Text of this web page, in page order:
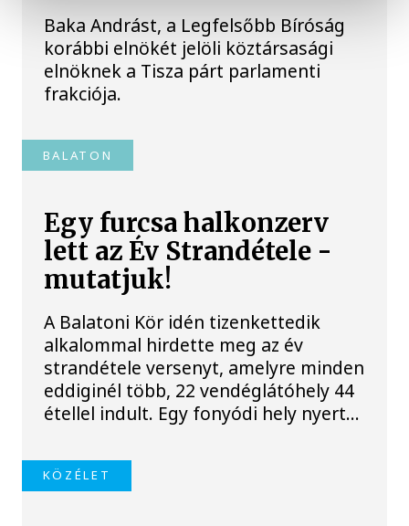
Baka Andrást, a Legfelsőbb Bíróság
korábbi elnökét jelöli köztársasági
elnöknek a Tisza párt parlamenti
frakciója.
BALATON
Egy furcsa halkonzerv
lett az Év Strandétele -
mutatjuk!
A Balatoni Kör idén tizenkettedik
alkalommal hirdette meg az év
strandétele versenyt, amelyre minden
eddiginél több, 22 vendéglátóhely 44
étellel indult. Egy fonyódi hely nyert...
KÖZÉLET